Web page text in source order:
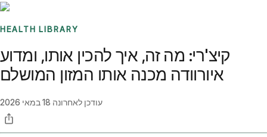
HEALTH LIBRARY
קיצ'רי: מה זה, איך להכין אותו, ומדוע
איורוודה מכנה אותו המזון המושלם
עודכן לאחרונה 18 במאי 2026